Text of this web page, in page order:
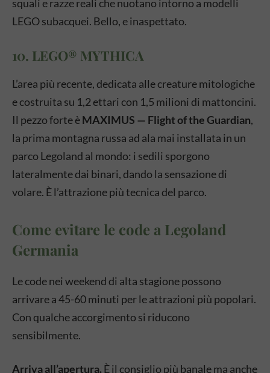
squali e razze reali che nuotano intorno a modelli
LEGO subacquei. Bello, e inaspettato.
10. LEGO® MYTHICA
L’area più recente, dedicata alle creature mitologiche
e costruita su 1,2 ettari con 1,5 milioni di mattoncini.
Il pezzo forte èMAXIMUS — Flight of the Guardian,
la prima montagna russa ad ala mai installata in un
parco Legoland al mondo: i sedili sporgono
lateralmente dai binari, dando la sensazione di
volare. È l’attrazione più tecnica del parco.
Come evitare le code a Legoland
Germania
Le code nei weekend di alta stagione possono
arrivare a 45-60 minuti per le attrazioni più popolari.
Con qualche accorgimento si riducono
sensibilmente.
Arriva all’apertura.È il consiglio più banale ma anche